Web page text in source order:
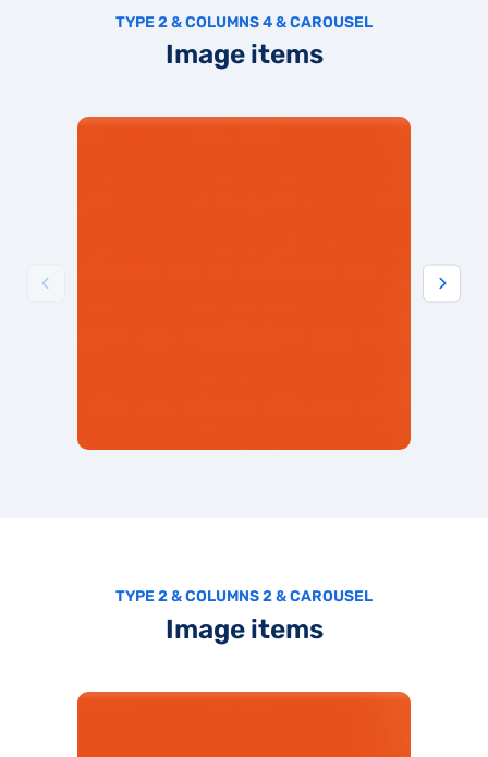
TYPE 2 & COLUMNS 4 & CAROUSEL
Image items
TYPE 2 & COLUMNS 2 & CAROUSEL
Image items